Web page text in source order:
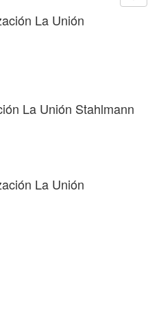
La Unión
La Unión Stahlmann
La Unión